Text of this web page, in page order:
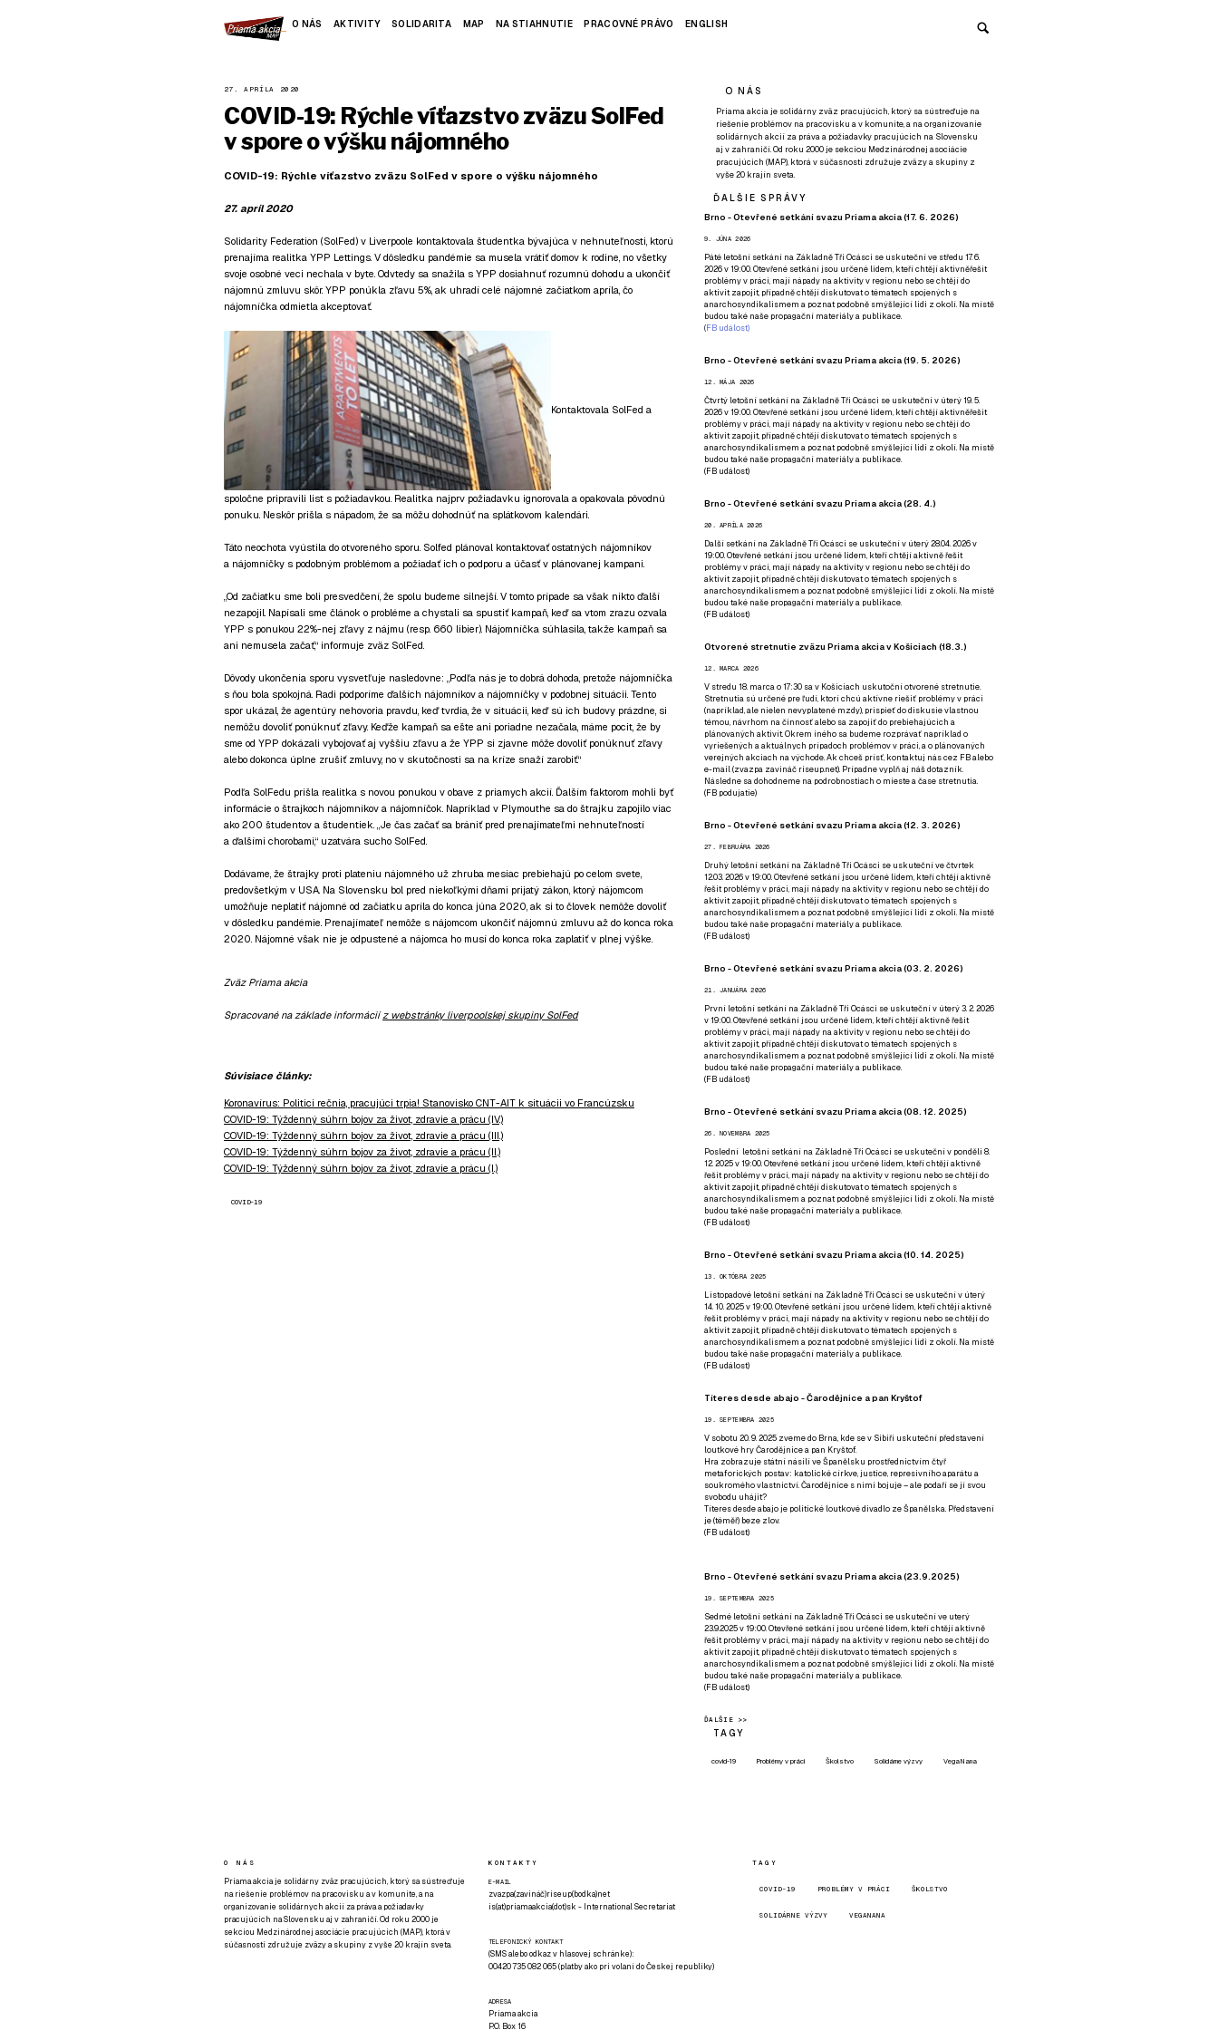
O NÁS AKTIVITY SOLIDARITA MAP NA STIAHNUTIE PRACOVNÉ PRÁVO ENGLISH
27. APRÍLA 2020
COVID-19: Rýchle víťazstvo zväzu SolFed
v spore o výšku nájomného
COVID-19: Rýchle víťazstvo zväzu SolFed v spore o výšku nájomného
27. apríl 2020
Solidarity Federation (SolFed) v Liverpoole kontaktovala študentka bývajúca v nehnuteľnosti, ktorú
prenajíma realitka YPP Lettings. V dôsledku pandémie sa musela vrátiť domov k rodine, no všetky
svoje osobné veci nechala v byte. Odvtedy sa snažila s YPP dosiahnuť rozumnú dohodu a ukončiť
nájomnú zmluvu skôr. YPP ponúkla zľavu 5%, ak uhradí celé nájomné začiatkom apríla, čo
nájomníčka odmietla akceptovať.
Kontaktovala SolFed a
spoločne pripravili list s požiadavkou. Realitka najprv požiadavku ignorovala a opakovala pôvodnú
ponuku. Neskôr prišla s nápadom, že sa môžu dohodnúť na splátkovom kalendári.
Táto neochota vyústila do otvoreného sporu. Solfed plánoval kontaktovať ostatných nájomníkov
a nájomníčky s podobným problémom a požiadať ich o podporu a účasť v plánovanej kampani.
„Od začiatku sme boli presvedčení, že spolu budeme silnejší. V tomto prípade sa však nikto ďalší
nezapojil. Napísali sme článok o probléme a chystali sa spustiť kampaň, keď sa vtom zrazu ozvala
YPP s ponukou 22%-nej zľavy z nájmu (resp. 660 libier). Nájomníčka súhlasila, takže kampaň sa
ani nemusela začať,“ informuje zväz SolFed.
Dôvody ukončenia sporu vysvetľuje nasledovne: „Podľa nás je to dobrá dohoda, pretože nájomníčka
s ňou bola spokojná. Radi podporíme ďalších nájomníkov a nájomníčky v podobnej situácii. Tento
spor ukázal, že agentúry nehovoria pravdu, keď tvrdia, že v situácii, keď sú ich budovy prázdne, si
nemôžu dovoliť ponúknuť zľavy. Keďže kampaň sa ešte ani poriadne nezačala, máme pocit, že by
sme od YPP dokázali vybojovať aj vyššiu zľavu a že YPP si zjavne môže dovoliť ponúknuť zľavy
alebo dokonca úplne zrušiť zmluvy, no v skutočnosti sa na kríze snaží zarobiť.“
Podľa SolFedu prišla realitka s novou ponukou v obave z priamych akcií. Ďalším faktorom mohli byť
informácie o štrajkoch nájomníkov a nájomníčok. Napríklad v Plymouthe sa do štrajku zapojilo viac
ako 200 študentov a študentiek. „Je čas začať sa brániť pred prenajímateľmi nehnuteľností
a ďalšími chorobami,“ uzatvára sucho SolFed.
Dodávame, že štrajky proti plateniu nájomného už zhruba mesiac prebiehajú po celom svete,
predovšetkým v USA. Na Slovensku bol pred niekoľkými dňami prijatý zákon, ktorý nájomcom
umožňuje neplatiť nájomné od začiatku apríla do konca júna 2020, ak si to človek nemôže dovoliť
v dôsledku pandémie. Prenajímateľ nemôže s nájomcom ukončiť nájomnú zmluvu až do konca roka
2020. Nájomné však nie je odpustené a nájomca ho musí do konca roka zaplatiť v plnej výške.
Zväz Priama akcia
Spracované na základe informáciíz webstránky liverpoolskej skupiny SolFed
Súvisiace články:
Koronavírus: Politici rečnia, pracujúci trpia! Stanovisko CNT-AIT k situácii vo Francúzsku
COVID-19: Týždenný súhrn bojov za život, zdravie a prácu (IV.)
COVID-19: Týždenný súhrn bojov za život, zdravie a prácu (III.)
COVID-19: Týždenný súhrn bojov za život, zdravie a prácu (II.)
COVID-19: Týždenný súhrn bojov za život, zdravie a prácu (I.)
COVID-19
O NÁS
Priama akcia je solidárny zväz pracujúcich, ktorý sa sústreďuje na
riešenie problémov na pracovisku a v komunite, a na organizovanie
solidárnych akcií za práva a požiadavky pracujúcich na Slovensku
aj v zahraničí. Od roku 2000 je sekciou Medzinárodnej asociácie
pracujúcich (MAP), ktorá v súčasnosti združuje zväzy a skupiny z
vyše 20 krajín sveta.
ĎALŠIE SPRÁVY
Brno - Otevřené setkání svazu Priama akcia (17. 6. 2026)
9. JÚNA 2026
Páté letošní setkání na Základně Tři Ocásci se uskuteční ve středu 17. 6.
2026 v 19:00. Otevřené setkání jsou určené lidem, kteří chtějí aktivněřešit
problémy v práci, mají nápady na aktivity v regionu nebo se chtějí do
aktivit zapojit, případně chtějí diskutovat o tématech spojených s
anarchosyndikalismem a poznat podobně smýšlející lidi z okolí. Na místě
budou také naše propagační materiály a publikace.
(FB událost)
Brno - Otevřené setkání svazu Priama akcia (19. 5. 2026)
12. MÁJA 2026
Čtvrtý letošní setkání na Základně Tři Ocásci se uskuteční v úterý 19. 5.
2026 v 19:00. Otevřené setkání jsou určené lidem, kteří chtějí aktivněřešit
problémy v práci, mají nápady na aktivity v regionu nebo se chtějí do
aktivit zapojit, případně chtějí diskutovat o tématech spojených s
anarchosyndikalismem a poznat podobně smýšlející lidi z okolí. Na místě
budou také naše propagační materiály a publikace.
(FB událost)
Brno - Otevřené setkání svazu Priama akcia (28. 4.)
20. APRÍLA 2026
Další setkání na Základně Tři Ocásci se uskuteční v úterý 28.04. 2026 v
19:00. Otevřené setkání jsou určené lidem, kteří chtějí aktivně řešit
problémy v práci, mají nápady na aktivity v regionu nebo se chtějí do
aktivit zapojit, případně chtějí diskutovat o tématech spojených s
anarchosyndikalismem a poznat podobně smýšlející lidi z okolí. Na místě
budou také naše propagační materiály a publikace.
(FB událost)
Otvorené stretnutie zväzu Priama akcia v Košiciach (18.3.)
12. MARCA 2026
V stredu 18. marca o 17:30 sa v Košiciach uskutoční otvorené stretnutie.
Stretnutia sú určené pre ľudí, ktorí chcú aktívne riešiť problémy v práci
(napríklad, ale nielen nevyplatené mzdy), prispieť do diskusie vlastnou
témou, návrhom na činnosť alebo sa zapojiť do prebiehajúcich a
plánovaných aktivít. Okrem iného sa budeme rozprávať napríklad o
vyriešených a aktuálnych prípadoch problémov v práci, a o plánovaných
verejných akciach na východe. Ak chceš prísť, kontaktuj nás cez FBalebo
e-mail (zvazpa zavináč riseup.net). Prípadnevyplň aj náš dotazník.
Následne sa dohodneme na podrobnostiach o mieste a čase stretnutia.
(FB podujatie)
Brno - Otevřené setkání svazu Priama akcia (12. 3. 2026)
27. FEBRUÁRA 2026
Druhý letošní setkání na Základně Tři Ocásci se uskuteční ve čtvrtek
12.03. 2026 v 19:00. Otevřené setkání jsou určené lidem, kteří chtějí aktivně
řešit problémy v práci, mají nápady na aktivity v regionu nebo se chtějí do
aktivit zapojit, případně chtějí diskutovat o tématech spojených s
anarchosyndikalismem a poznat podobně smýšlející lidi z okolí. Na místě
budou také naše propagační materiály a publikace.
(FB událost)
Brno - Otevřené setkání svazu Priama akcia (03. 2. 2026)
21. JANUÁRA 2026
První letošní setkání na Základně Tři Ocásci se uskuteční v úterý 3. 2. 2026
v 19:00. Otevřené setkání jsou určené lidem, kteří chtějí aktivně řešit
problémy v práci, mají nápady na aktivity v regionu nebo se chtějí do
aktivit zapojit, případně chtějí diskutovat o tématech spojených s
anarchosyndikalismem a poznat podobně smýšlející lidi z okolí. Na místě
budou také naše propagační materiály a publikace.
(FB událost)
Brno - Otevřené setkání svazu Priama akcia (08. 12. 2025)
26. NOVEMBRA 2025
Poslední letošní setkání na Základně Tři Ocásci se uskuteční v ponděli 8.
12. 2025 v 19:00. Otevřené setkání jsou určené lidem, kteří chtějí aktivně
řešit problémy v práci, mají nápady na aktivity v regionu nebo se chtějí do
aktivit zapojit, případně chtějí diskutovat o tématech spojených s
anarchosyndikalismem a poznat podobně smýšlející lidi z okolí. Na místě
budou také naše propagační materiály a publikace.
(FB událost)
Brno - Otevřené setkání svazu Priama akcia (10. 14. 2025)
13. OKTÓBRA 2025
Listopadové letošní setkání na Základně Tři Ocásci se uskuteční v úterý
14. 10. 2025 v 19:00. Otevřené setkání jsou určené lidem, kteří chtějí aktivně
řešit problémy v práci, mají nápady na aktivity v regionu nebo se chtějí do
aktivit zapojit, případně chtějí diskutovat o tématech spojených s
anarchosyndikalismem a poznat podobně smýšlející lidi z okolí. Na místě
budou také naše propagační materiály a publikace.
(FB událost)
Títeres desde abajo - Čarodějnice a pan Kryštof
19. SEPTEMBRA 2025
V sobotu 20. 9. 2025 zveme do Brna, kde se v Sibiři uskuteční představení
loutkové hry Čarodějnice a pan Kryštof.
Hra zobrazuje státní násilí ve Španělsku prostřednictvím čtyř
metaforických postav: katolické církve, justice, represivního aparátu a
soukromého vlastnictví. Čarodějnice s nimi bojuje – ale podaří se jí svou
svobodu uhájit?
Títeres desde abajo je politické loutkové divadlo ze Španělska. Představení
je (téměř) beze zlov.
(FB událost)
Brno - Otevřené setkání svazu Priama akcia (23.9.2025)
19. SEPTEMBRA 2025
Sedmé letošní setkání na Základně Tři Ocásci se uskuteční ve uterý
23.9.2025 v 19:00. Otevřené setkání jsou určené lidem, kteří chtějí aktivně
řešit problémy v práci, mají nápady na aktivity v regionu nebo se chtějí do
aktivit zapojit, případně chtějí diskutovat o tématech spojených s
anarchosyndikalismem a poznat podobně smýšlející lidi z okolí. Na místě
budou také naše propagační materiály a publikace.
(FB událost)
ĎALŠIE >>
TAGY
covid-19 Problémy v práci Školstvo Solidárne výzvy VegaNana
O NÁS
Priama akcia je solidárny zväz pracujúcich, ktorý sa sústreďuje
na riešenie problémov na pracovisku a v komunite, a na
organizovanie solidárnych akcií za práva a požiadavky
pracujúcich na Slovensku aj v zahraničí. Od roku 2000 je
sekciou Medzinárodnej asociácie pracujúcich (MAP), ktorá v
súčasnosti združuje zväzy a skupiny z vyše 20 krajín sveta.
KONTAKTY
E-MAIL
zvazpa(zavináč)riseup(bodka)net
is(at)priamaakcia(dot)sk - International Secretariat
TELEFONICKÝ KONTAKT
(SMS alebo odkaz v hlasovej schránke):
00420 735 082 065 (platby ako pri volaní do Českej republiky)
ADRESA
Priama akcia
P.O. Box 16
TAGY
COVID-19 PROBLÉMY V PRÁCI ŠKOLSTVO
SOLIDÁRNE VÝZVY VEGANANA